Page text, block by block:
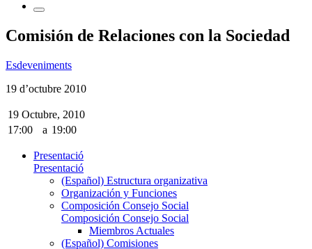
Comisión de Relaciones con la Sociedad
Esdeveniments
19 d’octubre 2010
19 Octubre, 2010
17:00
a 19:00
Presentació
Presentació
(Español) Estructura organizativa
Organización y Funciones
Composición Consejo Social
Composición Consejo Social
Miembros Actuales
(Español) Comisiones